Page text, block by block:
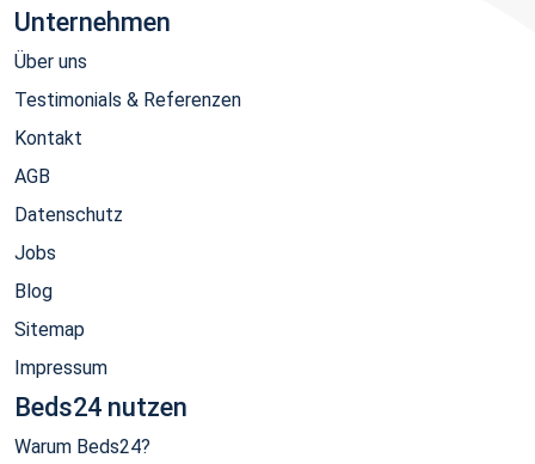
Unternehmen
Über uns
Testimonials & Referenzen
Kontakt
AGB
Datenschutz
Jobs
Blog
Sitemap
Impressum
Beds24 nutzen
Warum Beds24?